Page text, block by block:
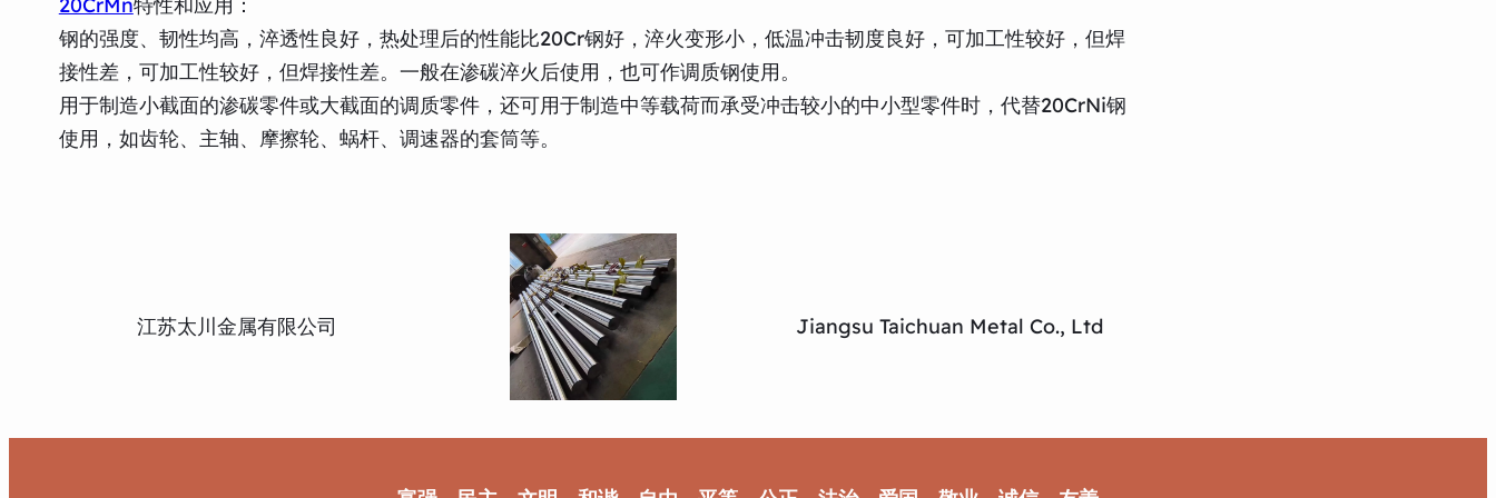
钢的强度、韧性均高，淬透性良好，热处理后的性能比20Cr钢好，淬火变形小，低温冲击韧度良好，可加工性较好，但焊
接性差，可加工性较好，但焊接性差。一般在渗碳淬火后使用，也可作调质钢使用。
用于制造小截面的渗碳零件或大截面的调质零件，还可用于制造中等载荷而承受冲击较小的中小型零件时，代替20CrNi钢
使用，如齿轮、主轴、摩擦轮、蜗杆、调速器的套筒等。
江苏太川金属有限公司 Jiangsu Taichuan Metal Co., Ltd